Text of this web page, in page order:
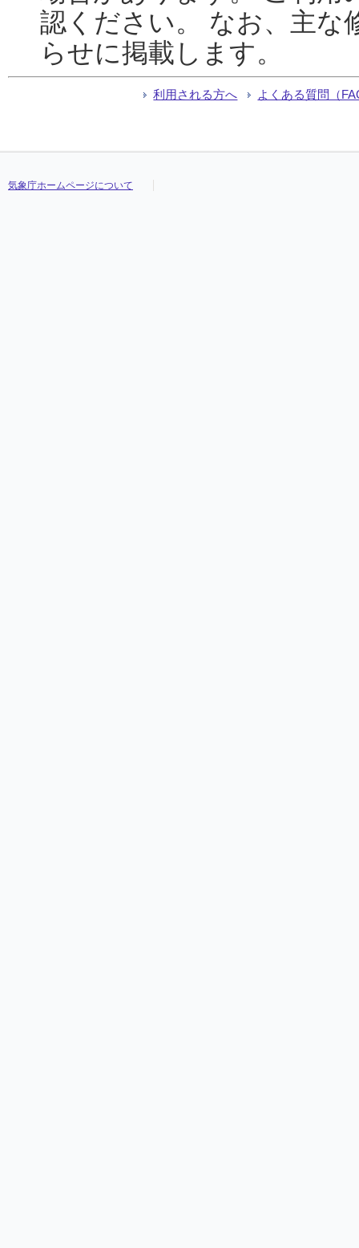
認ください。 なお、主な
らせに掲載します。
利用される方へ よくある質問（
気象庁ホームページについて